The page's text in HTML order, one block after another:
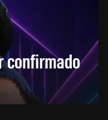
confirmado